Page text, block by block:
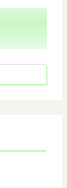
開
く
話
る
話
②